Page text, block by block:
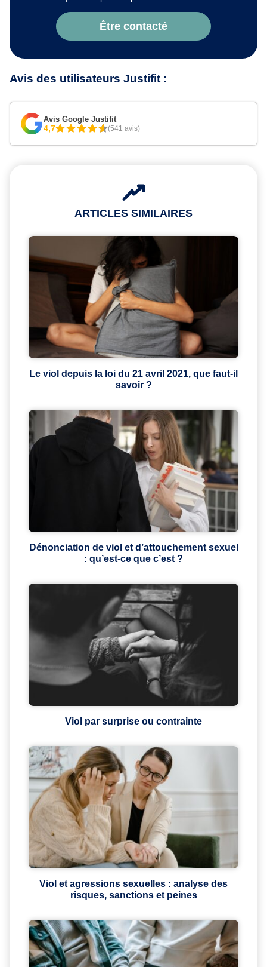
Être contacté
Avis des utilisateurs Justifit :
Avis Google Justifit
4,7 (541 avis)
ARTICLES SIMILAIRES
Le viol depuis la loi du 21 avril 2021, que faut-il
savoir ?
Dénonciation de viol et d’attouchement sexuel
: qu’est-ce que c’est ?
Viol par surprise ou contrainte
Viol et agressions sexuelles : analyse des
risques, sanctions et peines